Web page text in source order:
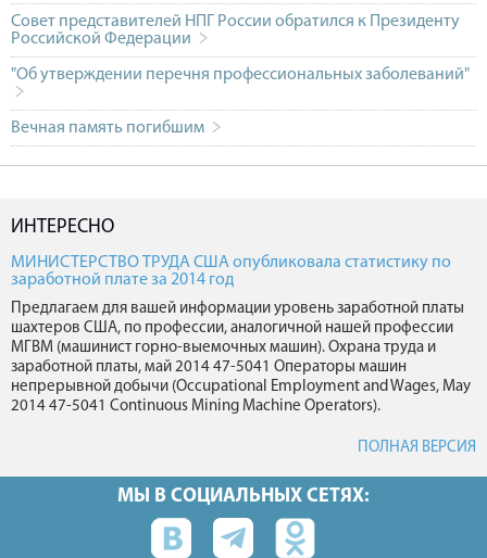
Совет представителей НПГ России обратился к Президенту
Российской Федерации
"Об утверждении перечня профессиональных заболеваний"
Вечная память погибшим
ИНТЕРЕСНО
МИНИСТЕРСТВО ТРУДА США опубликовала статистику по
заработной плате за 2014 год
Предлагаем для вашей информации уровень заработной платы
шахтеров США, по профессии, аналогичной нашей профессии
МГВМ (машинист горно-выемочных машин). Охрана труда и
заработной платы, май 2014 47-5041 Операторы машин
непрерывной добычи (Occupational Employment and Wages, May
2014 47-5041 Continuous Mining Machine Operators).
ПОЛНАЯ ВЕРСИЯ
МЫ В СОЦИАЛЬНЫХ СЕТЯХ: